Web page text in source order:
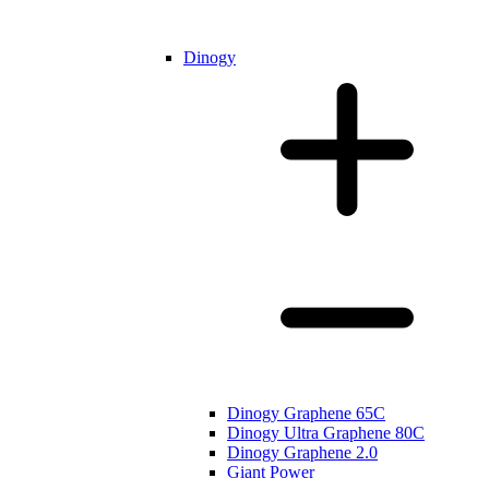
Dinogy
Dinogy Graphene 65C
Dinogy Ultra Graphene 80C
Dinogy Graphene 2.0
Giant Power